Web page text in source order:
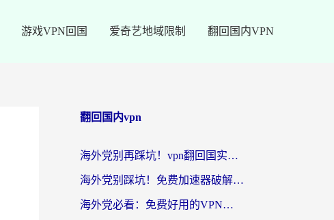
游戏VPN回国 爱奇艺地域限制 翻回国内VPN
翻回国内vpn
海外党别再踩坑！vpn翻回国实用指南——选对加速器，国内资源无缝用
海外党别踩坑！免费加速器破解版真的能用？教你无缝访问国内资源的正确姿势
海外党必看：免费好用的VPN？不如选对转国内加速器实现无缝追剧